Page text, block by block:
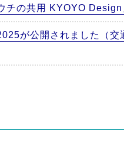
チの共用 KYOYO Design
が公開されました（交